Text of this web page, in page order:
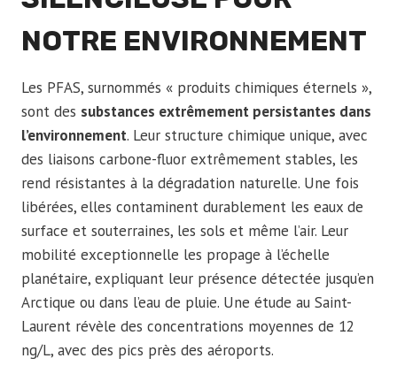
NOTRE ENVIRONNEMENT
Les PFAS, surnommés « produits chimiques éternels »,
sont des substances extrêmement persistantes dans
l’environnement. Leur structure chimique unique, avec
des liaisons carbone-fluor extrêmement stables, les
rend résistantes à la dégradation naturelle. Une fois
libérées, elles contaminent durablement les eaux de
surface et souterraines, les sols et même l’air. Leur
mobilité exceptionnelle les propage à l’échelle
planétaire, expliquant leur présence détectée jusqu’en
Arctique ou dans l’eau de pluie. Une étude au Saint-
Laurent révèle des concentrations moyennes de 12
ng/L, avec des pics près des aéroports.